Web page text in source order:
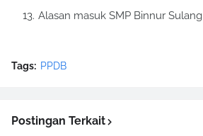
Alasan masuk SMP Binnur Sulang
Tags: PPDB
Postingan Terkait